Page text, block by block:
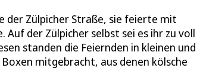
der Zülpicher Straße, sie feierte mit
der Zülpicher selbst sei es ihr zu voll
standen die Feiernden in kleinen und
mitgebracht, aus denen kölsche